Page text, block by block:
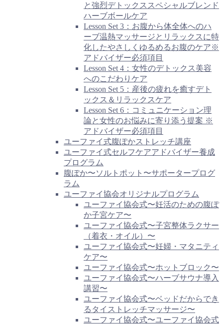
と強烈デトックススペシャルブレンド
ハーブボールケア
Lesson Set 3：お腹から体全体へのハ
ーブ温熱マッサージとリラックスに特
化したやさしくゆるめるお腹のケア※
アドバイザー必須項目
Lesson Set 4：女性のデトックス美容
へのこだわりケア
Lesson Set 5：産後の疲れを癒すデト
ックス＆リラックスケア
Lesson Set 6：コミュニケーション理
論と女性のお悩みに寄り添う提案 ※
アドバイザー必須項目
ユーファイ式腹ぽかストレッチ講座
ユーファイ式セルフケアアドバイザー養成
プログラム
腹ぽか〜ソルトポット〜サポータープログ
ラム
ユーファイ協会オリジナルプログラム
ユーファイ協会式〜妊活のための腹ぽ
か子宮ケア〜
ユーファイ協会式〜子宮整体ラクサー
（着衣・オイル）〜
ユーファイ協会式〜妊婦・マタニティ
ケア〜
ユーファイ協会式〜ホットブロック〜
ユーファイ協会式〜ハーブサウナ導入
講習〜
ユーファイ協会式〜ベッドだからでき
るタイストレッチマッサージ〜
ユーファイ協会式〜ユーファイ協会式